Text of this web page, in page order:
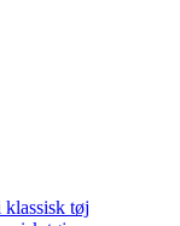
tøj